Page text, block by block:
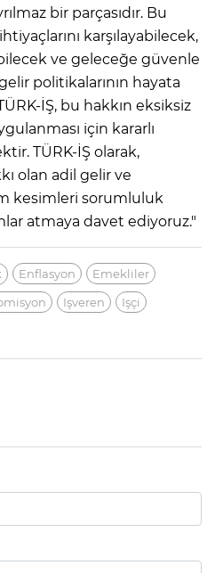
bir parçasıdır. Bu
karşılayabilecek,
ve geleceğe güvenle
politikalarının hayata
İŞ, bu hakkın eksiksiz
için kararlı
TÜRK-İŞ olarak,
olan adil gelir ve
kesimleri sorumluluk
atmaya davet ediyoruz."
Enflasyon
Emekliler
Işveren
Işçi